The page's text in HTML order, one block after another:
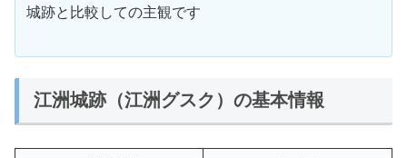
城跡と比較しての主観です
江洲城跡（江洲グスク）の基本情報